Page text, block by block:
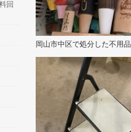
岡山市中区で処分した不用品
回